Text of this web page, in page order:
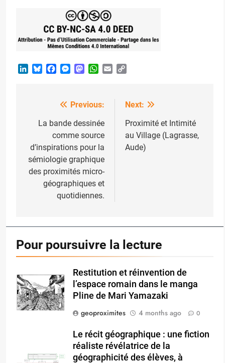
LinkedInBlueskyFacebook
Messenger
Mastodon
WhatsApp
Email
navigation
Previous:
La bande dessinée
comme source
d’inspirations pour la
sémiologie graphique
des proximités micro-
géographiques et
quotidiennes.
Next:
Proximité et Intimité
au Village (Lagrasse,
Aude)
Pour poursuivre la lecture
Restitution et réinvention de
l’espace romain dans le manga
Pline de Mari Yamazaki
geoproximites
4 months ago 0
Le récit géographique : une fiction
réaliste révélatrice de la
géographicité des élèves, à